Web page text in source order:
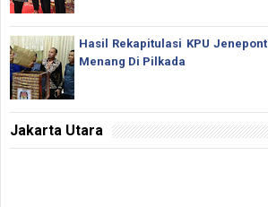
Hasil Rekapitulasi KPU
Menang Di Pilkada
Jakarta Utara